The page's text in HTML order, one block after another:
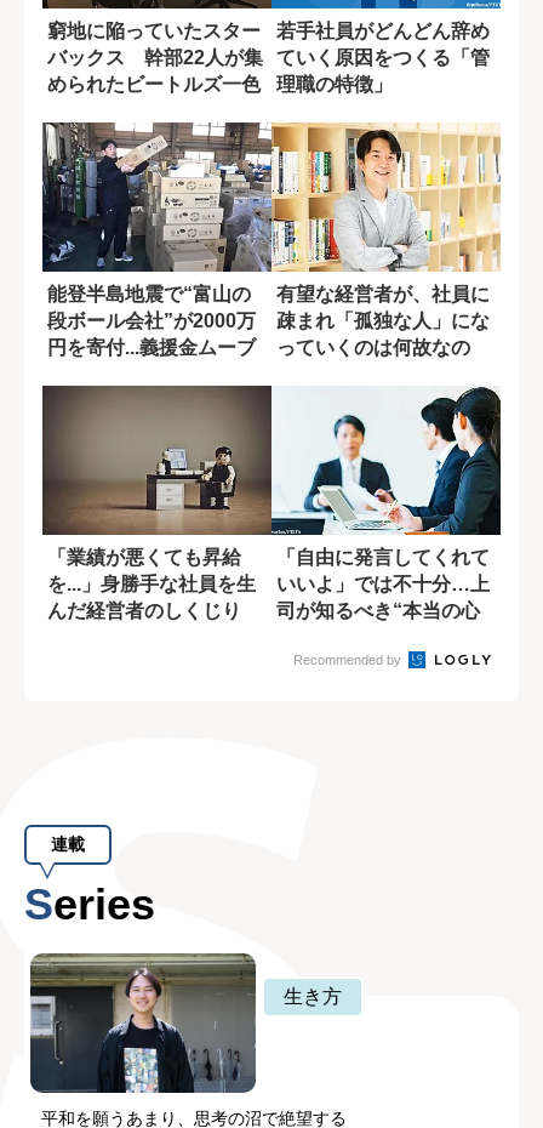
窮地に陥っていたスター
バックス 幹部22人が集
められたビートルズ一色
若手社員がどんどん辞め
ていく原因をつくる「管
理職の特徴」
能登半島地震で“富山の
段ボール会社”が2000万
円を寄付...義援金ムーブ
有望な経営者が、社員に
疎まれ「孤独な人」にな
っていくのは何故なの
「業績が悪くても昇給
を...」身勝手な社員を生
んだ経営者のしくじり
「自由に発言してくれて
いいよ」では不十分…上
司が知るべき“本当の心
Recommended by
連載
Series
生き方
平和を願うあまり、思考の沼で絶望する